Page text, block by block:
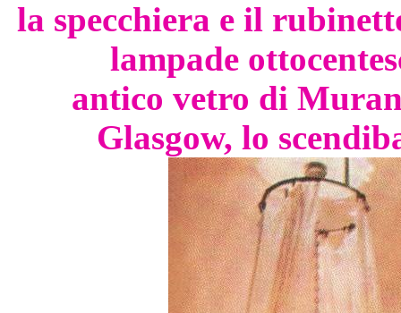
la specchiera e il
lampade
antico vetro di
Glasgow, lo